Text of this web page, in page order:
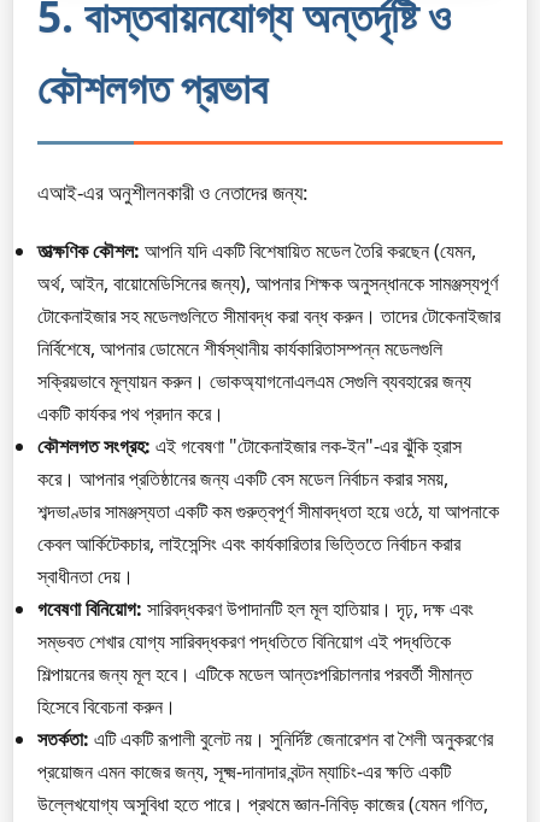
5. বাস্তবায়নযোগ্য অন্তর্দৃষ্টি ও
কৌশলগত প্রভাব
এআই-এর অনুশীলনকারী ও নেতাদের জন্য:
তাত্ক্ষণিক কৌশল: আপনি যদি একটি বিশেষায়িত মডেল তৈরি করছেন (যেমন,
অর্থ, আইন, বায়োমেডিসিনের জন্য), আপনার শিক্ষক অনুসন্ধানকে সামঞ্জস্যপূর্ণ
টোকেনাইজার সহ মডেলগুলিতে সীমাবদ্ধ করা বন্ধ করুন। তাদের টোকেনাইজার
নির্বিশেষে, আপনার ডোমেনে শীর্ষস্থানীয় কার্যকারিতাসম্পন্ন মডেলগুলি
সক্রিয়ভাবে মূল্যায়ন করুন। ভোকঅ্যাগনোএলএম সেগুলি ব্যবহারের জন্য
একটি কার্যকর পথ প্রদান করে।
কৌশলগত সংগ্রহ: এই গবেষণা "টোকেনাইজার লক-ইন"-এর ঝুঁকি হ্রাস
করে। আপনার প্রতিষ্ঠানের জন্য একটি বেস মডেল নির্বাচন করার সময়,
শব্দভাণ্ডার সামঞ্জস্যতা একটি কম গুরুত্বপূর্ণ সীমাবদ্ধতা হয়ে ওঠে, যা আপনাকে
কেবল আর্কিটেকচার, লাইসেন্সিং এবং কার্যকারিতার ভিত্তিতে নির্বাচন করার
স্বাধীনতা দেয়।
গবেষণা বিনিয়োগ: সারিবদ্ধকরণ উপাদানটি হল মূল হাতিয়ার। দৃঢ়, দক্ষ এবং
সম্ভবত শেখার যোগ্য সারিবদ্ধকরণ পদ্ধতিতে বিনিয়োগ এই পদ্ধতিকে
শিল্পায়নের জন্য মূল হবে। এটিকে মডেল আন্তঃপরিচালনার পরবর্তী সীমান্ত
হিসেবে বিবেচনা করুন।
সতর্কতা: এটি একটি রূপালী বুলেট নয়। সুনির্দিষ্ট জেনারেশন বা শৈলী অনুকরণের
প্রয়োজন এমন কাজের জন্য, সূক্ষ্ম-দানাদার বন্টন ম্যাচিং-এর ক্ষতি একটি
উল্লেখযোগ্য অসুবিধা হতে পারে। প্রথমে জ্ঞান-নিবিড় কাজের (যেমন গণিত,